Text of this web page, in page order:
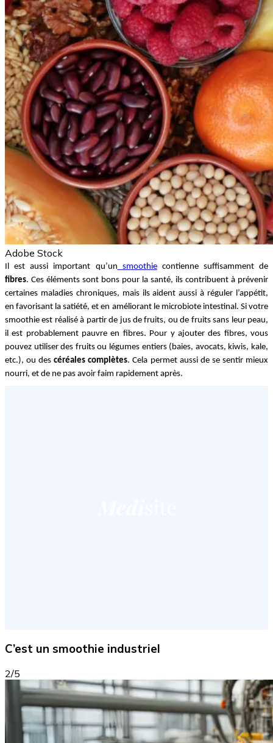
Adobe Stock
Il est aussi important qu’un smoothie
fibres. Ces éléments sont bons pour la santé, ils contribuent à prévenir
certaines maladies chroniques, mais ils aident aussi à réguler l’appétit,
en favorisant la satiété, et en améliorant le microbiote intestinal. Si votre
smoothie est réalisé à partir de jus de fruits, ou de fruits sans leur peau,
il est probablement pauvre en fibres. Pour y ajouter des fibres, vous
pouvez utiliser des fruits ou légumes entiers (baies, avocats, kiwis, kale,
etc.), ou des céréales complètes. Cela permet aussi de se sentir mieux
nourri, et de ne pas avoir faim rapidement après.
C’est un smoothie industriel
2/5